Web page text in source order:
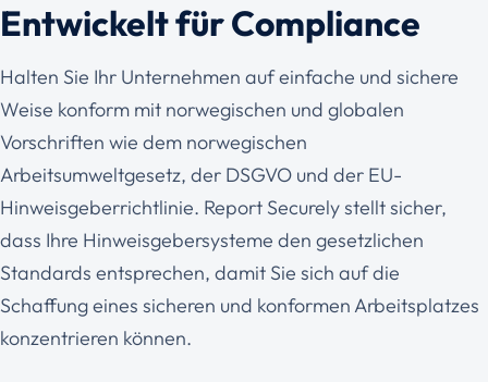
Entwickelt für Compliance
Halten Sie Ihr Unternehmen auf einfache und sichere
Weise konform mit norwegischen und globalen
Vorschriften wie dem norwegischen
Arbeitsumweltgesetz, der DSGVO und der EU-
Hinweisgeberrichtlinie. Report Securely stellt sicher,
dass Ihre Hinweisgebersysteme den gesetzlichen
Standards entsprechen, damit Sie sich auf die
Schaffung eines sicheren und konformen Arbeitsplatzes
konzentrieren können.